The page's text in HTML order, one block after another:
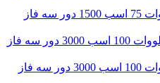
الکترو موتور چینی 55 کیلووات 75 اسب 1500 دور سه فاز
الکترو موتور چینی 75 کیلووات 100 اسب 3000 دور سه فاز